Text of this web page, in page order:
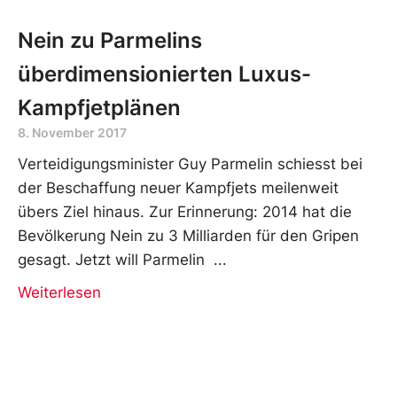
Nein zu Parmelins
überdimensionierten Luxus-
Kampfjetplänen
8. November 2017
Verteidigungsminister Guy Parmelin schiesst bei
der Beschaffung neuer Kampfjets meilenweit
übers Ziel hinaus. Zur Erinnerung: 2014 hat die
Bevölkerung Nein zu 3 Milliarden für den Gripen
gesagt. Jetzt will Parmelin
Weiterlesen